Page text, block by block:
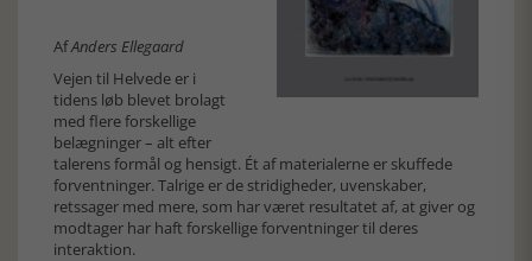
AfAnders Ellegaard
Vejen til Helvede er i
tidens løb blevet brolagt
med flere forskellige
belægninger – alt efter
talerens formål og hensigt. Ét af materialerne er skuffede
forventninger. Talrige er de stridigheder, uvenskaber,
retssager med mere, som har været resultatet af, at giver og
modtager har haft forskellige forventninger til deres
interaktion.